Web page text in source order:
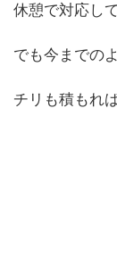
休憩で対応し
でも今までの
チリも積もれ